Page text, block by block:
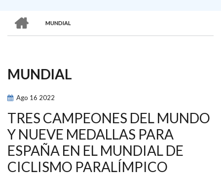
SOBRESCRIBIR
DE
AYUDA
A
LA
NAVEGACIÓN
MUNDIAL
MUNDIAL
Ago 16 2022
TRES CAMPEONES DEL MUNDO
Y NUEVE MEDALLAS PARA
ESPAÑA EN EL MUNDIAL DE
CICLISMO PARALÍMPICO